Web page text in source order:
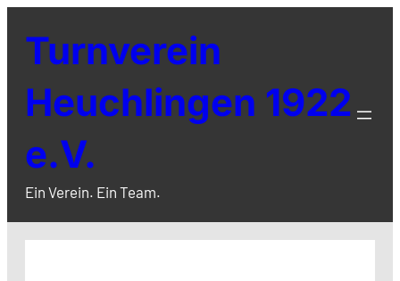
Inhalt
springen
Turnverein
Heuchlingen 1922
e.V.
Ein Verein. Ein Team.